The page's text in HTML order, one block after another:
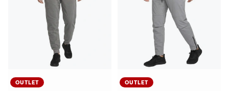
OUTLET OUTLET